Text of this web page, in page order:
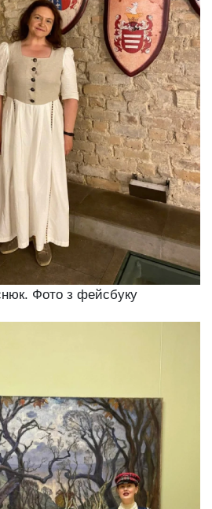
Фото з фейсбуку